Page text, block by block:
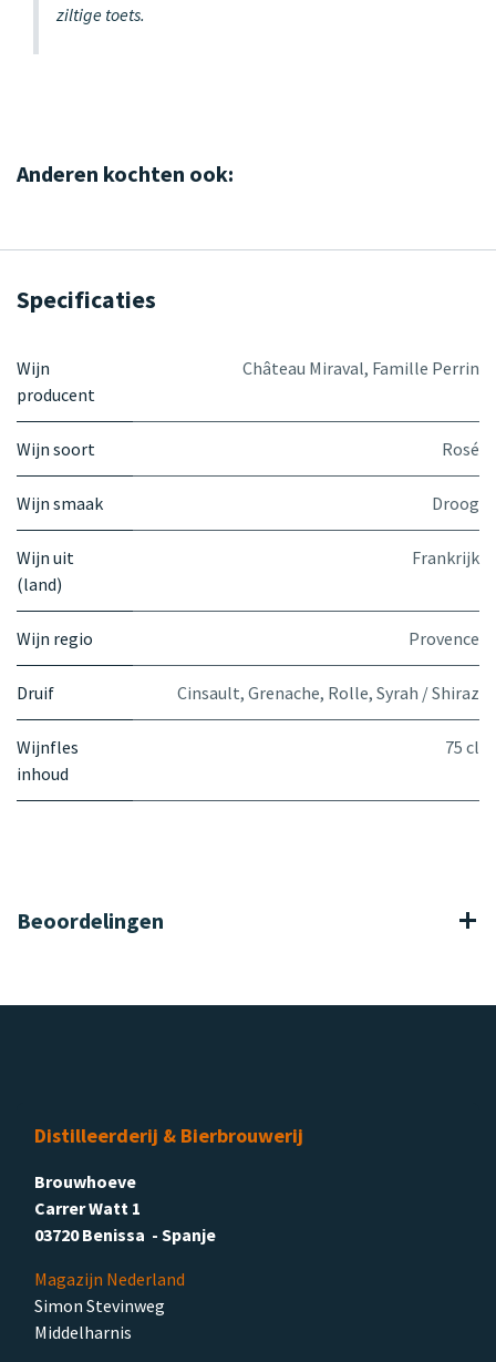
ziltige toets.
Anderen kochten ook:
Specificaties
Wijn
producent
Château Miraval, Famille Perrin
Wijn soort Rosé
Wijn smaak Droog
Wijn uit
(land)
Frankrijk
Wijn regio Provence
Druif Cinsault, Grenache, Rolle, Syrah / Shiraz
Wijnfles
inhoud
75 cl
Beoordelingen
Distilleerderij & Bierbrouwerij
Brouwhoeve
Carrer Watt 1
03720 Benissa - Spanje
Magazijn Nederland
Simon Stevinweg
Middelharnis